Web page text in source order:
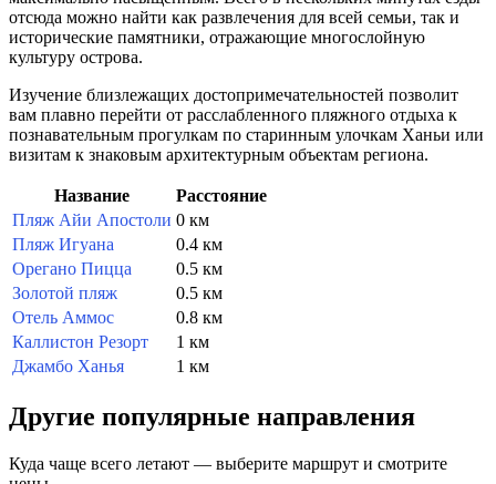
отсюда можно найти как развлечения для всей семьи, так и
исторические памятники, отражающие многослойную
культуру острова.
Изучение близлежащих достопримечательностей позволит
вам плавно перейти от расслабленного пляжного отдыха к
познавательным прогулкам по старинным улочкам Ханьи или
визитам к знаковым архитектурным объектам региона.
Название
Расстояние
Пляж Айи Апостоли 0 км
Пляж Игуана
0.4 км
Орегано Пицца
0.5 км
Золотой пляж
0.5 км
Отель Аммос
0.8 км
Каллистон Резорт
1 км
Джамбо Ханья
1 км
Другие популярные направления
Куда чаще всего летают — выберите маршрут и смотрите